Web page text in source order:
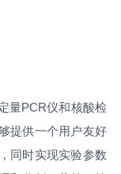
量PCR仪和核酸检
提供一个用户友好
同时实现实验参数